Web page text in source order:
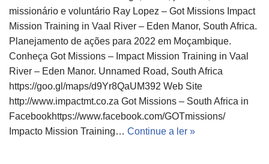
missionário e voluntário Ray Lopez – Got Missions Impact
Mission Training in Vaal River – Eden Manor, South Africa.
Planejamento de ações para 2022 em Moçambique.
Conheça Got Missions – Impact Mission Training in Vaal
River – Eden Manor. Unnamed Road, South Africa
https://goo.gl/maps/d9Yr8QaUM392 Web Site
http://www.impactmt.co.za Got Missions – South Africa in
Facebookhttps://www.facebook.com/GOTmissions/
Impacto Mission Training… Continue a ler »